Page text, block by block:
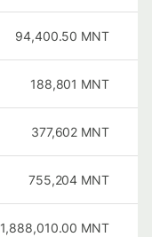
94,400.50 MNT
188,801 MNT
377,602 MNT
755,204 MNT
1,888,010.00 MNT